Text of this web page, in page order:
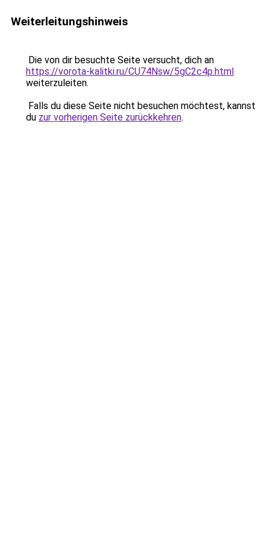
Weiterleitungshinweis
Die von dir besuchte Seite versucht, dich an
https://vorota-kalitki.ru/CU74Nsw/5gC2c4p.html
weiterzuleiten.
Falls du diese Seite nicht besuchen möchtest, kannst
du zur vorherigen Seite zurückkehren.